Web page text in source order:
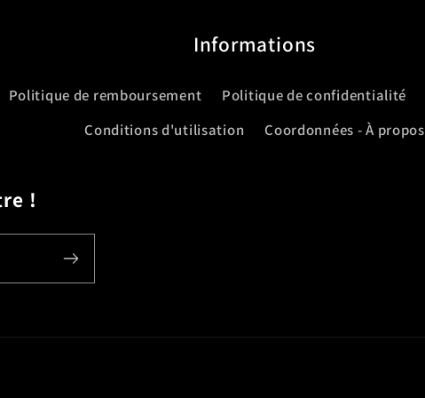
Informations
Politique de remboursement Politique de confidentialité
Conditions d'utilisation
Coordonnées - À propos
!